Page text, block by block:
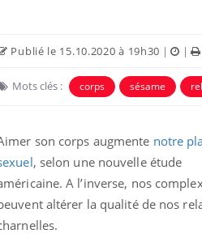
Publié le 15.10.2020 à 19h30 | |
Mots clés : corps sésame
son corps augmente notre
, selon une nouvelle étude
A l’inverse, nos
altérer la qualité de nos
fer : comprendre pour
brouillard mental ou
Les symptômes de la
fer sont multiples ce qui la rend